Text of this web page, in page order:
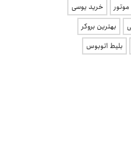
خرید یوسی
بهترین بروکر
بلیط اتوبوس